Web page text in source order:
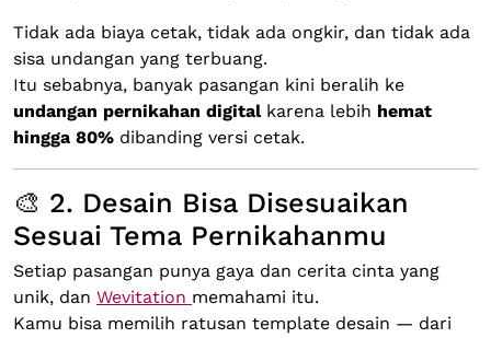
Tidak ada biaya cetak, tidak ada ongkir, dan tidak ada
sisa undangan yang terbuang.
Itu sebabnya, banyak pasangan kini beralih ke
undangan pernikahan digitalkarena lebih hemat
hingga 80% dibanding versi cetak.
🎨 2. Desain Bisa Disesuaikan
Sesuai Tema Pernikahanmu
Setiap pasangan punya gaya dan cerita cinta yang
unik, dan Wevitation memahami itu.
Kamu bisa memilih ratusan template desain — dari